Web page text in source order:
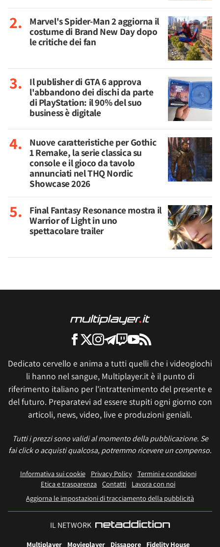
Marvel's Spider-Man 2 aggiorna il
costume di Brand New Day dopo
le critiche dei fan
Il publisher di GTA 6 approva
l'abbandono dei dischi da parte
di PlayStation: il 90% del suo
business è digitale
Nuove caratteristiche per Gothic
1 Remake, la serie classica su
console e il gioco da tavolo
annunciati nel THQ Nordic
Showcase 2026
Final Fantasy Resonance mostra il
Warrior of Light in uno
spettacolare trailer
Dedicato cervello e anima a tutti quelli che i videogiochi
li hanno nel sangue, Multiplayer.it è il punto di
riferimento italiano per l'intrattenimento del presente e
del futuro. Preparatevi ad essere stupiti ogni giorno con
articoli, news, video, live e produzioni geniali.
Tutti i prezzi sono validi al momento della pubblicazione. Se
fai click o acquisti qualcosa, potremmo ricevere un compenso.
Informativa sui cookie Privacy Policy
Termini e condizioni
Etica e trasparenza Contatti
Lavora con noi
Aggiorna le impostazioni di tracciamento della pubblicità
IL NETWORK
Multiplayer Movieplayer Dissapore Fidelity House